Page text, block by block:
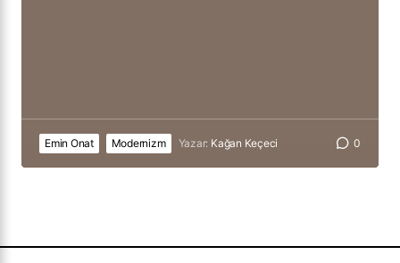
Emin Onat Modernizm Yazar: Kağan Keçeci 0